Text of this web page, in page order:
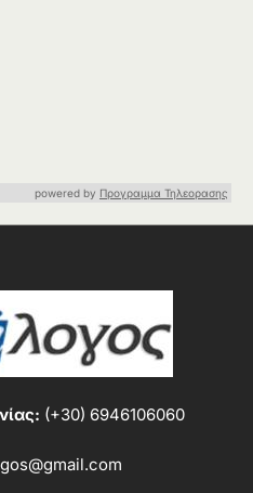
powered by Προγραμμα Τηλεορασης
(+30) 6946106060